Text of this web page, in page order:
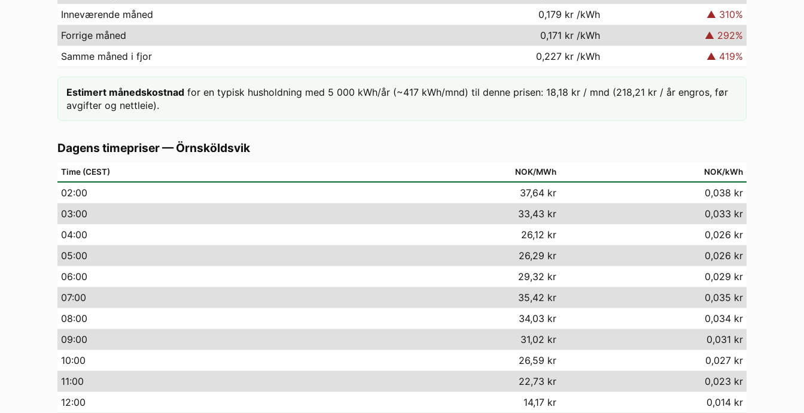
Inneværende måned
0,179 kr /kWh ▲ 310%
Forrige måned
0,171 kr /kWh ▲ 292%
Samme måned i fjor
0,227 kr /kWh ▲ 419%
Estimert månedskostnad for en typisk husholdning med 5 000 kWh/år (~417 kWh/mnd) til denne prisen: 18,18 kr / mnd (218,21 kr / år engros, før
avgifter og nettleie).
Dagens timepriser—Örnsköldsvik
Time (CEST) NOK/MWh NOK/kWh
02:00 37,64 kr
0,038 kr
03:00 33,43 kr
0,033 kr
04:00 26,12 kr
0,026 kr
05:00 26,29 kr
0,026 kr
06:00 29,32 kr
0,029 kr
07:00 35,42 kr
0,035 kr
08:00 34,03 kr
0,034 kr
09:00 31,02 kr
0,031 kr
10:00 26,59 kr
0,027 kr
11:00 22,73 kr
0,023 kr
12:00 14,17 kr
0,014 kr